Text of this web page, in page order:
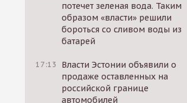
потечет зеленая вода. Таким
образом «власти» решили
бороться со сливом воды из
батарей
17:13
Власти Эстонии объявили о
продаже оставленных на
российской границе
автомобилей